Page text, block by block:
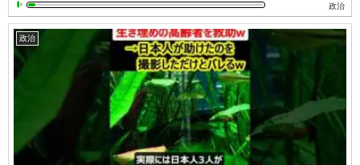
政治
政治